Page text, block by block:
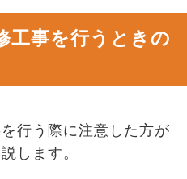
工事を行うときの
行う際に注意した方が
します。